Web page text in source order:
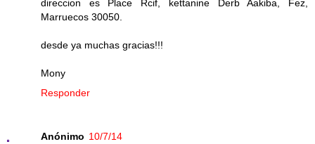
direccion es Place Rcif, kettanine Derb Aakiba, Fez,
Marruecos 30050.
desde ya muchas gracias!!!
Mony
Responder
Anónimo 10/7/14